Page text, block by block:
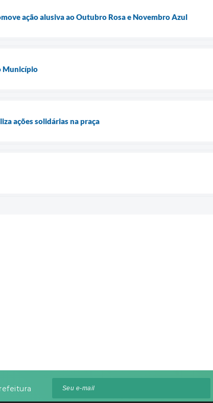
ação alusiva ao Outubro Rosa e Novembro Azul
Município
ações solidárias na praça